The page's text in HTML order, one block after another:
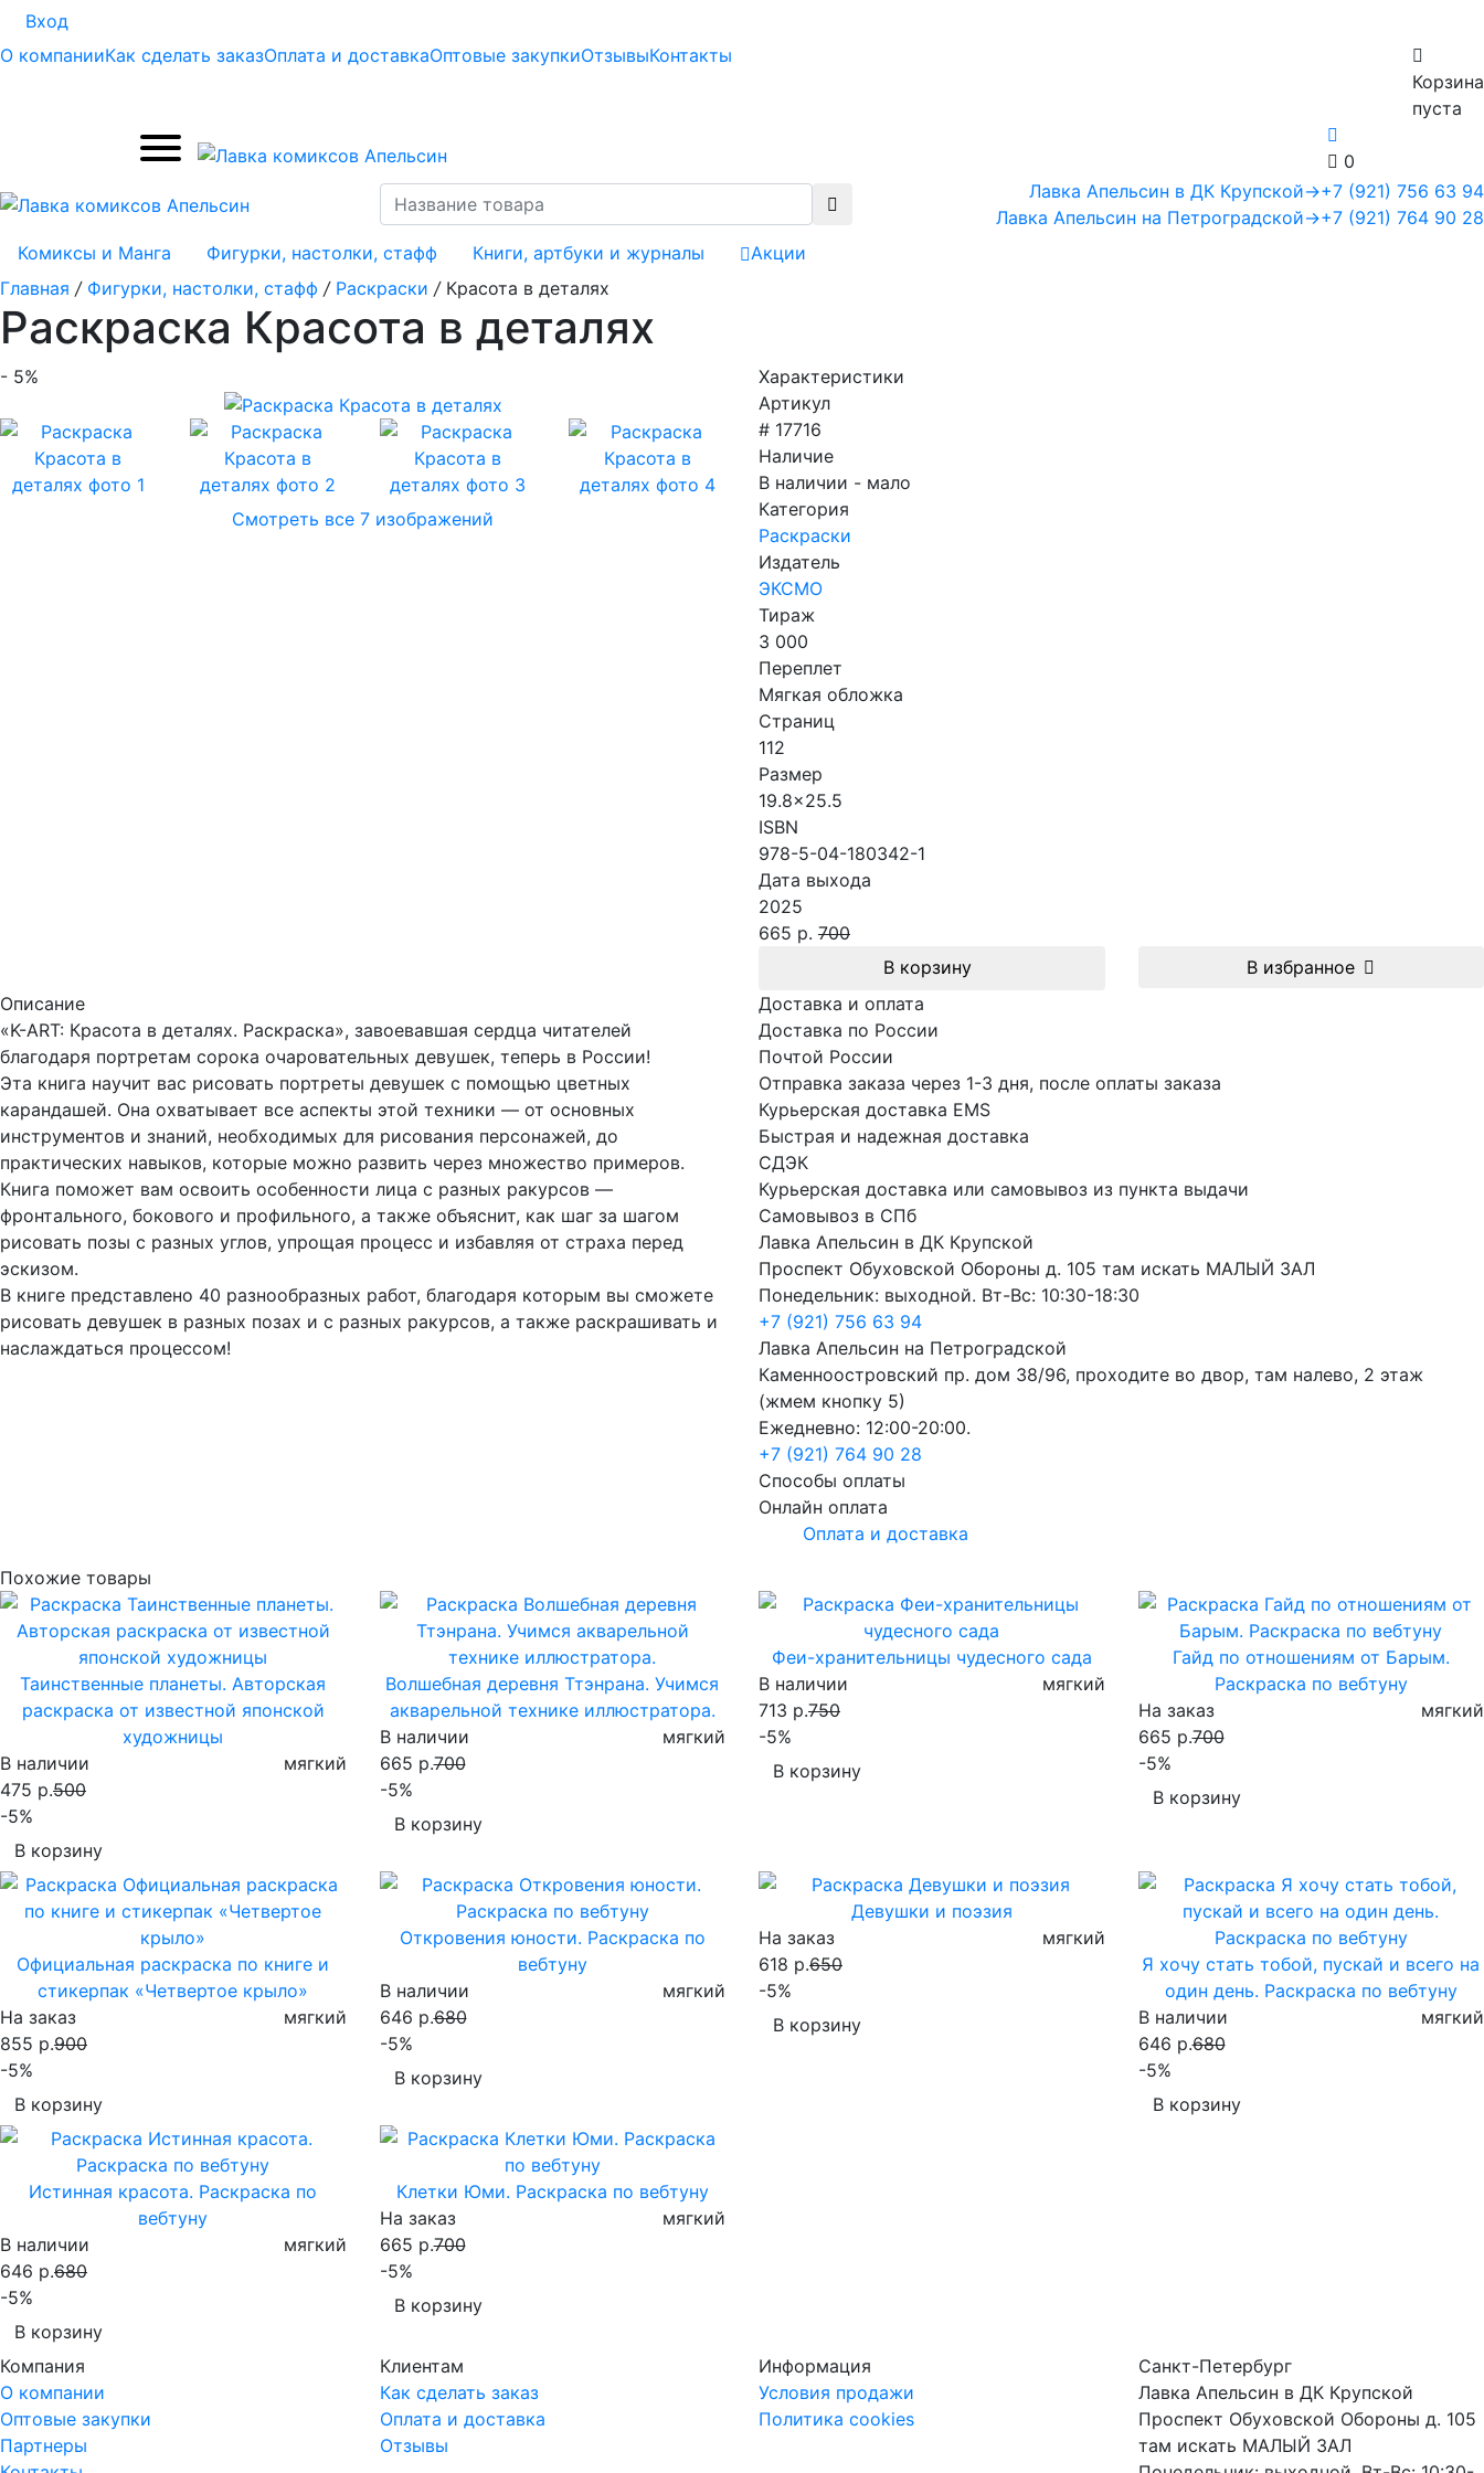
Вход
О компанииКак сделать заказОплата и доставкаОптовые закупкиОтзывыКонтакты
Корзина
пуста
0
+7 (921) 756 63 94
+7 (921) 764 90 28
Лавка Апельсин в ДК Крупской→
Лавка Апельсин на Петроградской→
Комиксы и Манга
Фигурки, настолки, стафф Книги, артбуки и журналы
Акции
Главная / Фигурки, настолки, стафф / Раскраски / Красота в деталях
Раскраска Красота в деталях
- 5%
Смотреть все 7 изображений
Характеристики
Артикул
# 17716
Наличие
В наличии - мало
Категория
Раскраски
Издатель
ЭКСМО
Тираж
3 000
Переплет
Мягкая обложка
Страниц
112
Размер
19.8x25.5
ISBN
978-5-04-180342-1
Дата выхода
2025
665 р. 700
В корзину
В избранное
Описание
«K-ART: Красота в деталях. Раскраска», завоевавшая сердца читателей
благодаря портретам сорока очаровательных девушек, теперь в России!
Эта книга научит вас рисовать портреты девушек с помощью цветных
карандашей. Она охватывает все аспекты этой техники — от основных
инструментов и знаний, необходимых для рисования персонажей, до
практических навыков, которые можно развить через множество примеров.
Книга поможет вам освоить особенности лица с разных ракурсов —
фронтального, бокового и профильного, а также объяснит, как шаг за шагом
рисовать позы с разных углов, упрощая процесс и избавляя от страха перед
эскизом.
В книге представлено 40 разнообразных работ, благодаря которым вы сможете
рисовать девушек в разных позах и с разных ракурсов, а также раскрашивать и
наслаждаться процессом!
Доставка и оплата
Доставка по России
Почтой России
Отправка заказа через 1-3 дня, после оплаты заказа
Курьерская доставка EMS
Быстрая и надежная доставка
СДЭК
Курьерская доставка или самовывоз из пункта выдачи
Самовывоз в СПб
Лавка Апельсин в ДК Крупской
Проспект Обуховской Обороны д. 105 там искать МАЛЫЙ ЗАЛ
Понедельник: выходной. Вт-Вс: 10:30-18:30
+7 (921) 756 63 94
Лавка Апельсин на Петроградской
Каменноостровский пр. дом 38/96, проходите во двор, там налево, 2 этаж
(жмем кнопку 5)
Ежедневно: 12:00-20:00.
+7 (921) 764 90 28
Способы оплаты
Онлайн оплата
Оплата и доставка
Похожие товары
Таинственные планеты. Авторская
раскраска от известной японской
художницы
В наличии
мягкий
475 р.500
-5%
В корзину
Волшебная деревня Ттэнрана. Учимся
акварельной технике иллюстратора.
В наличии
мягкий
665 р.700
-5%
В корзину
Феи-хранительницы чудесного сада
В наличии
мягкий
713 р.750
-5%
В корзину
Гайд по отношениям от Барым.
Раскраска по вебтуну
На заказ
мягкий
665 р.700
-5%
В корзину
Официальная раскраска по книге и
стикерпак «Четвертое крыло»
На заказ
мягкий
855 р.900
-5%
В корзину
Откровения юности. Раскраска по
вебтуну
В наличии
мягкий
646 р.680
-5%
В корзину
Девушки и поэзия
На заказ
мягкий
618 р.650
-5%
В корзину
Я хочу стать тобой, пускай и всего на
один день. Раскраска по вебтуну
В наличии
мягкий
646 р.680
-5%
В корзину
Истинная красота. Раскраска по
вебтуну
В наличии
мягкий
646 р.680
-5%
В корзину
Клетки Юми. Раскраска по вебтуну
На заказ
мягкий
665 р.700
-5%
В корзину
Компания
О компании
Оптовые закупки
Партнеры
Клиентам
Как сделать заказ
Оплата и доставка
Отзывы
Информация
Условия продажи
Политика cookies
Санкт-Петербург
Лавка Апельсин в ДК Крупской
Проспект Обуховской Обороны д. 105
там искать МАЛЫЙ ЗАЛ